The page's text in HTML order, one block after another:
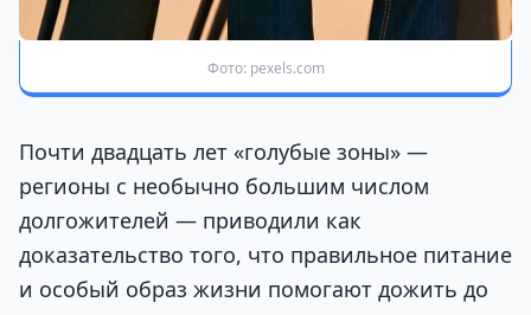
Фото: pexels.com
Почти двадцать лет «голубые зоны» —
регионы с необычно большим числом
долгожителей — приводили как
доказательство того, что правильное питание
и особый образ жизни помогают дожить до